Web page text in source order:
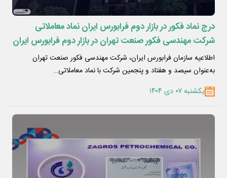
درج نماد فکور در بازار دوم فرابورس ایران نماد معاملاتی
شرکت مهندسی فکور صنعت تهران در بازار دوم فرابورس ایران
درج شد
اطلاعیه سازمان فرابورس ایران، شرکت مهندسی فکور صنعت تهران
به‌عنوان سیصد و هفتاد و پنجمین شرکت با نماد معاملاتی…
یکشنبه ۰۷ دی ۱۴۰۴